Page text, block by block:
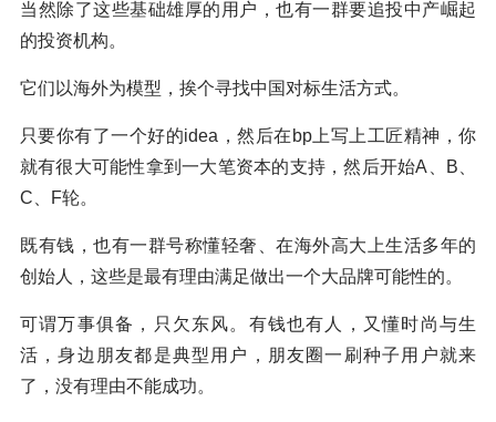
当然除了这些基础雄厚的用户，也有一群要追投中产崛起
的投资机构。
它们以海外为模型，挨个寻找中国对标生活方式。
只要你有了一个好的idea，然后在bp上写上工匠精神，你
就有很大可能性拿到一大笔资本的支持，然后开始A、B、
C、F轮。
既有钱，也有一群号称懂轻奢、在海外高大上生活多年的
创始人，这些是最有理由满足做出一个大品牌可能性的。
可谓万事俱备，只欠东风。有钱也有人，又懂时尚与生
活，身边朋友都是典型用户，朋友圈一刷种子用户就来
了，没有理由不能成功。